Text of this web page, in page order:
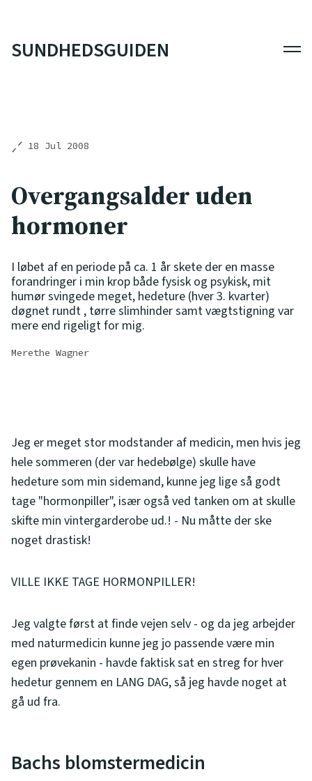
SUNDHEDSGUIDEN
18 Jul 2008
Overgangsalder uden
hormoner
I løbet af en periode på ca. 1 år skete der en masse
forandringer i min krop både fysisk og psykisk, mit
humør svingede meget, hedeture (hver 3. kvarter)
døgnet rundt , tørre slimhinder samt vægtstigning var
mere end rigeligt for mig.
Merethe Wagner
Jeg er meget stor modstander af medicin, men hvis jeg
hele sommeren (der var hedebølge) skulle have
hedeture som min sidemand, kunne jeg lige så godt
tage "hormonpiller", især også ved tanken om at skulle
skifte min vintergarderobe ud.! - Nu måtte der ske
noget drastisk!
VILLE IKKE TAGE HORMONPILLER!
Jeg valgte først at finde vejen selv - og da jeg arbejder
med naturmedicin kunne jeg jo passende være min
egen prøvekanin - havde faktisk sat en streg for hver
hedetur gennem en LANG DAG, så jeg havde noget at
gå ud fra.
Bachs blomstermedicin